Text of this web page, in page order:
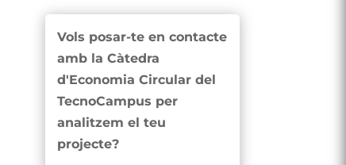
Vols posar-te en contacte
amb la Càtedra
d'Economia Circular del
TecnoCampus per
analitzem el teu
projecte?